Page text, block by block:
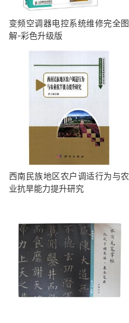
变频空调器电控系统维修完全图
解-彩色升级版
西南民族地区农户调适行为与农
业抗旱能力提升研究